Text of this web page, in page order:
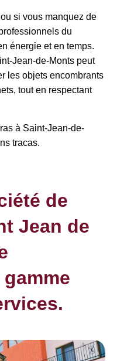
si vous manquez de
du
énergie et en temps.
Jean-de-Monts peut
les objets encombrants
tout en respectant
à Saint-Jean-de-
tracas.
de
Jean de